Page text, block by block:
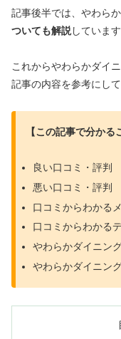
記事後半では、やわら
ついても解説しています
これからやわらかダイ
記事の内容を参考にし
【この記事で分かる
良い口コミ・評判
悪い口コミ・評判
口コミからわかる
口コミからわかる
やわらかダイニン
やわらかダイニン